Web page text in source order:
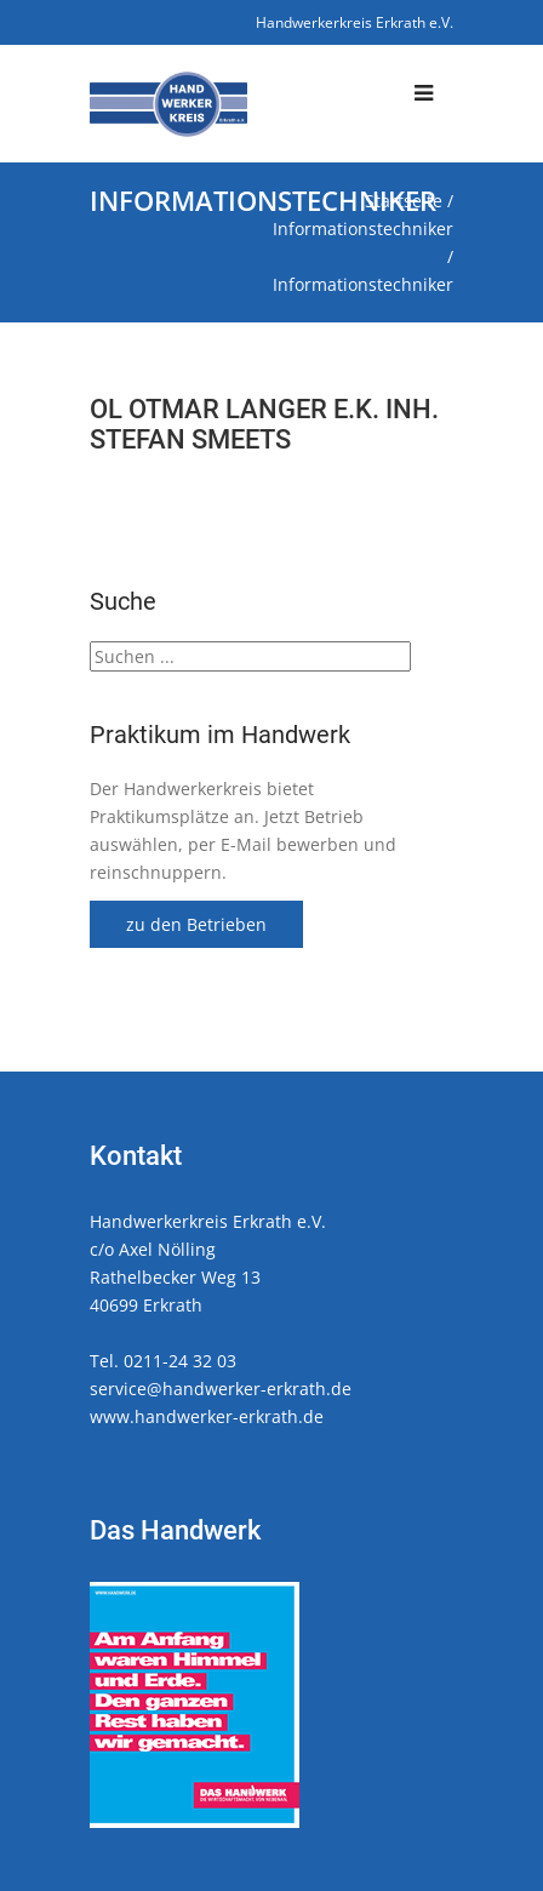
Handwerkerkreis Erkrath e.V.
INFORMATIONSTECHNIKER
Startseite /
Informationstechniker
/
Informationstechniker
OL OTMAR LANGER E.K. INH.
STEFAN SMEETS
Suche
Praktikum im Handwerk
Der Handwerkerkreis bietet
Praktikumsplätze an. Jetzt Betrieb
auswählen, per E-Mail bewerben und
reinschnuppern.
zu den Betrieben
Kontakt
Handwerkerkreis Erkrath e.V.
c/o Axel Nölling
Rathelbecker Weg 13
40699 Erkrath
Tel. 0211-24 32 03
service@handwerker-erkrath.de
www.handwerker-erkrath.de
Das Handwerk